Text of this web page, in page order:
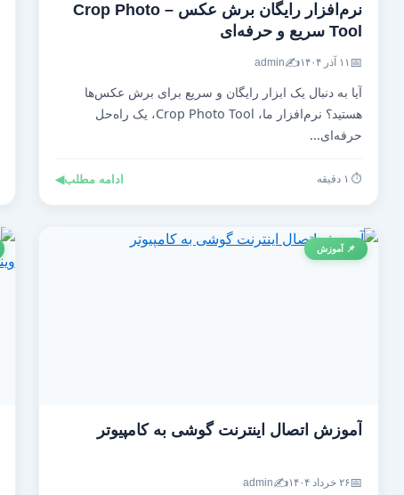
نرم‌افزار رایگان برش عکس – Crop Photo
Tool سریع و حرفه‌ای
📅 ۱۱ آذر ۱۴۰۴ ✍️
admin
آیا به دنبال یک ابزار رایگان و سریع برای برش عکس‌ها
هستید؟ نرم‌افزار ما، Crop Photo Tool، یک راه‌حل
حرفه‌ای...
⏱️ ۱ دقیقه ادامه مطلب◀
📌 آموزش
آموزش اتصال اینترنت گوشی به کامپیوتر
📅۲۶ خرداد ۱۴۰۴ ✍️
admin